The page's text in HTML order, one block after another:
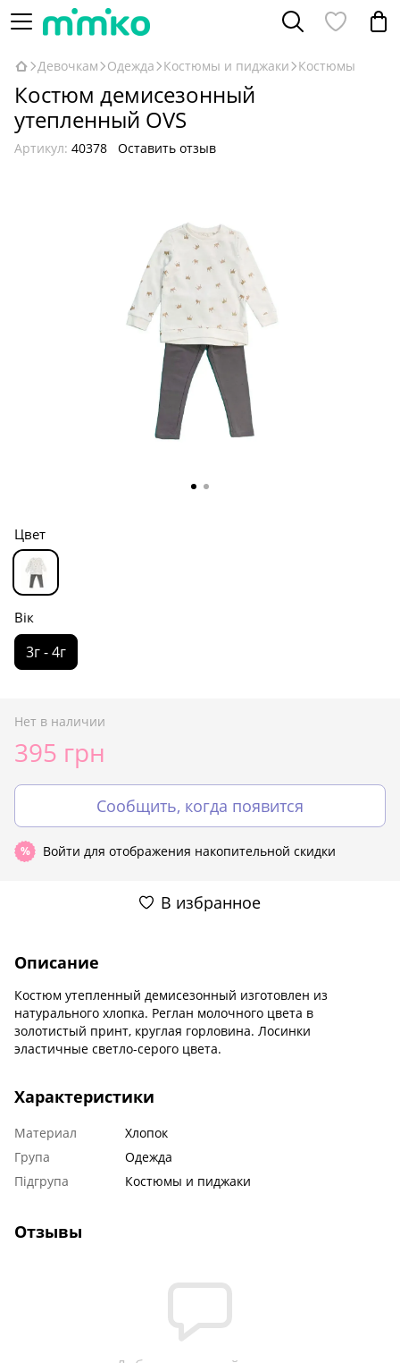
Девочкам Одежда Костюмы и пиджаки Костюмы
Костюм демисезонный
утепленный OVS
Артикул: 40378 Оставить отзыв
Цвет
Вік
3г - 4г
Нет в наличии
395 грн
Сообщить, когда появится
% Войти для отображения накопительной скидки
В избранное
Описание
Костюм утепленный демисезонный изготовлен из
натурального хлопка. Реглан молочного цвета в
золотистый принт, круглая горловина. Лосинки
эластичные светло-серого цвета.
Характеристики
Материал
Хлопок
Група
Одежда
Підгрупа
Костюмы и пиджаки
Отзывы